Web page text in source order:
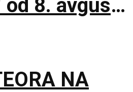
8. avgusta
NA